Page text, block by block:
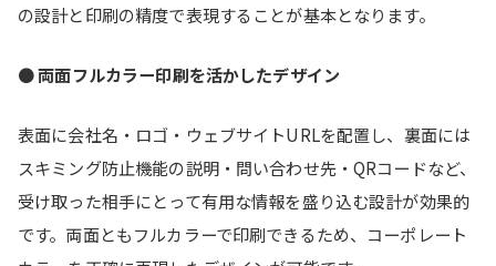
の設計と印刷の精度で表現することが基本となります。
●両面フルカラー印刷を活かしたデザイン
表面に会社名・ロゴ・ウェブサイトURLを配置し、裏面には
スキミング防止機能の説明・問い合わせ先・QRコードなど、
受け取った相手にとって有用な情報を盛り込む設計が効果的
です。両面ともフルカラーで印刷できるため、コーポレート